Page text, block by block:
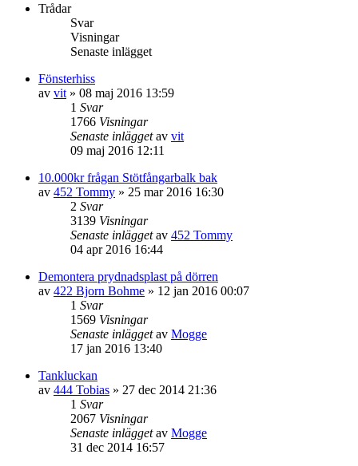
Trådar
Svar
Visningar
Senaste inlägget
Fönsterhiss
av vit » 08 maj 2016 13:59
1 Svar
1766 Visningar
Senaste inläggetav vit
09 maj 2016 12:11
10.000kr frågan Stötfångarbalk bak
av 452 Tommy » 25 mar 2016 16:30
2 Svar
3139 Visningar
Senaste inläggetav 452 Tommy
04 apr 2016 16:44
Demontera prydnadsplast på dörren
av 422 Bjorn Bohme » 12 jan 2016 00:07
1 Svar
1569 Visningar
Senaste inläggetav Mogge
17 jan 2016 13:40
Tankluckan
av 444 Tobias » 27 dec 2014 21:36
1 Svar
2067 Visningar
Senaste inläggetav Mogge
31 dec 2014 16:57